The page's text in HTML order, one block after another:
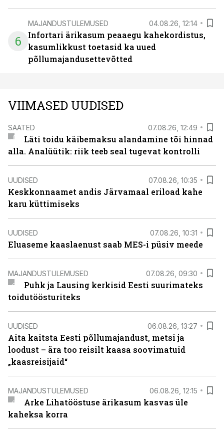
6
MAJANDUSTULEMUSED 04.08.26, 12:14
Infortari ärikasum peaaegu kahekordistus,
kasumlikkust toetasid ka uued
põllumajandusettevõtted
VIIMASED UUDISED
SAATED 07.08.26, 12:49
Läti toidu käibemaksu alandamine tõi hinnad
alla. Analüütik: riik teeb seal tugevat kontrolli
UUDISED 07.08.26, 10:35
Keskkonnaamet andis Järvamaal eriload kahe
karu küttimiseks
UUDISED 07.08.26, 10:31
Eluaseme kaaslaenust saab MES-i püsiv meede
MAJANDUSTULEMUSED 07.08.26, 09:30
Puhk ja Lausing kerkisid Eesti suurimateks
toidutöösturiteks
UUDISED 06.08.26, 13:27
Aita kaitsta Eesti põllumajandust, metsi ja
loodust – ära too reisilt kaasa soovimatuid
„kaasreisijaid“
MAJANDUSTULEMUSED 06.08.26, 12:15
Arke Lihatööstuse ärikasum kasvas üle
kaheksa korra